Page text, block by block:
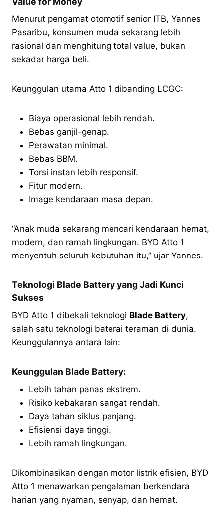
Menurut pengamat otomotif senior ITB, Yannes
Pasaribu, konsumen muda sekarang lebih
rasional dan menghitung total value, bukan
sekadar harga beli.
Keunggulan utama Atto 1 dibanding LCGC:
Biaya operasional lebih rendah.
Bebas ganjil-genap.
Perawatan minimal.
Bebas BBM.
Torsi instan lebih responsif.
Fitur modern.
Image kendaraan masa depan.
“Anak muda sekarang mencari kendaraan hemat,
modern, dan ramah lingkungan. BYD Atto 1
menyentuh seluruh kebutuhan itu,” ujar Yannes.
Teknologi Blade Battery yang Jadi Kunci
Sukses
BYD Atto 1 dibekali teknologi Blade Battery,
salah satu teknologi baterai teraman di dunia.
Keunggulannya antara lain:
Keunggulan Blade Battery:
Lebih tahan panas ekstrem.
Risiko kebakaran sangat rendah.
Daya tahan siklus panjang.
Efisiensi daya tinggi.
Lebih ramah lingkungan.
Dikombinasikan dengan motor listrik efisien, BYD
Atto 1 menawarkan pengalaman berkendara
harian yang nyaman, senyap, dan hemat.